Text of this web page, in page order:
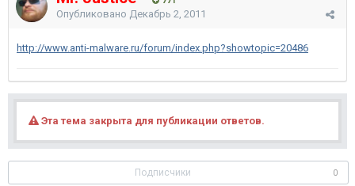
Опубликовано Декабрь 2, 2011
http://www.anti-malware.ru/forum/index.php?showtopic=20486
Эта тема закрыта для публикации ответов.
Подписчики 0